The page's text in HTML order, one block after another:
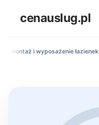
cenauslug.pl
montaż i wyposażenie łazienek